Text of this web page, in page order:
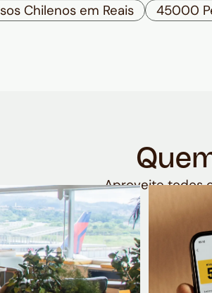
Chilenos em Reais
45000
Aproveite todos